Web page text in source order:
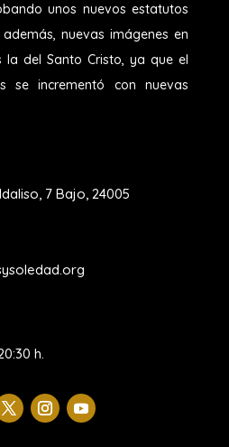
unos nuevos estatutos
además, nuevas imágenes en
la del Santo Cristo, ya que el
se incrementó con nuevas
7 Bajo, 24005
h.